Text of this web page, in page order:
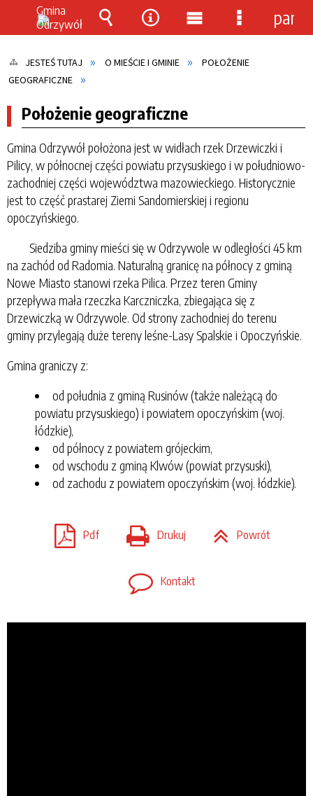
JESTEŚ TUTAJ O MIEŚCIE I GMINIE
POŁOŻENIE
GEOGRAFICZNE
Położenie geograficzne
Gmina Odrzywół położona jest w widłach rzek Drzewiczki i
Pilicy, w północnej części powiatu przysuskiego i w południowo-
zachodniej części województwa mazowieckiego. Historycznie
jest to część prastarej Ziemi Sandomierskiej i regionu
opoczyńskiego.
Siedziba gminy mieści się w Odrzywole w odległości 45 km
na zachód od Radomia. Naturalną granicę na północy z gminą
Nowe Miasto stanowi rzeka Pilica. Przez teren Gminy
przepływa mała rzeczka Karczniczka, zbiegająca się z
Drzewiczką w Odrzywole. Od strony zachodniej do terenu
gminy przylegają duże tereny leśne-Lasy Spalskie i Opoczyńskie.
Gmina graniczy z:
od południa z gminą Rusinów (także należącą do
powiatu przysuskiego) i powiatem opoczyńskim (woj.
łódzkie),
od północy z powiatem grójeckim,
od wschodu z gminą Klwów (powiat przysuski),
od zachodu z powiatem opoczyńskim (woj. łódzkie).
Pdf Drukuj Powrót
Kontakt
Wyszukiwarka
Narzędzia
Menu
główne
Menu
panel